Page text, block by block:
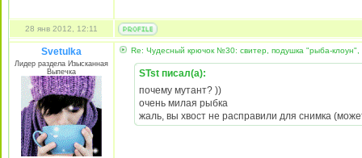
28 янв 2012, 12:11
Svetulka
Лидер раздела Изысканная
Выпечка
Re: Чудесный крючок №30: свитер, подушка "рыба-клоун",
STst писал(а):
почему мутант? ))
очень милая рыбка
жаль, вы хвост не расправили для снимка